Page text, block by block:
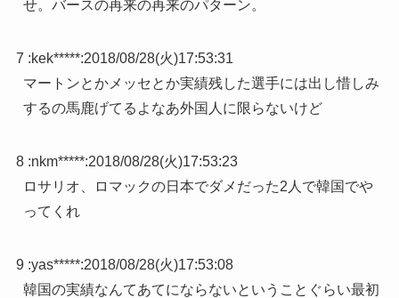
せ。バースの再来の再来のパターン。
7 :kek*****:2018/08/28(火)17:53:31
マートンとかメッセとか実績残した選手には出し惜しみ
するの馬鹿げてるよなあ外国人に限らないけど
8 :nkm*****:2018/08/28(火)17:53:23
ロサリオ、ロマックの日本でダメだった2人で韓国でや
ってくれ
9 :yas*****:2018/08/28(火)17:53:08
韓国の実績なんてあてにならないということぐらい最初